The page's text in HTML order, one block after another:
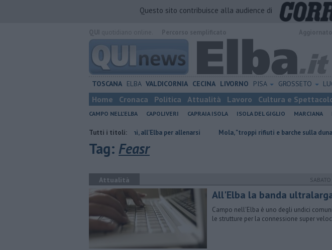
Questo sito contribuisce alla audience di
TOSCANA ELBA VALDICORNIA CECINA LIVORNO PISA GROSSETO
Home Cronaca Politica Attualità Lavoro Cultura e
CAMPO NELL'ELBA CAPOLIVERI CAPRAIA ISOLA ISOLA DEL GIGLIO MARCIANA
Tutti i titoli:
Oceano a remi, all'Elba per allenarsi Mola, "troppi rifiuti e barche sulla duna"
Tag: Feasr
Attualità SABATO
All'Elba la banda
Campo nell'Elba è uno degli undici
le strutture per la connessione super